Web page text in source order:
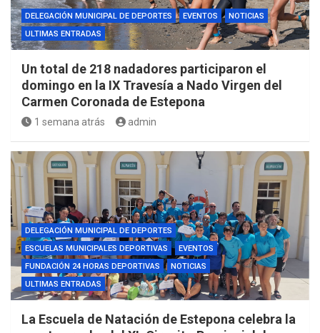
DELEGACIÓN MUNICIPAL DE DEPORTES EVENTOS
NOTICIAS
ULTIMAS ENTRADAS
Un total de 218 nadadores participaron el
domingo en la IX Travesía a Nado Virgen del
Carmen Coronada de Estepona
1 semana atrás admin
DELEGACIÓN MUNICIPAL DE DEPORTES
ESCUELAS MUNICIPALES DEPORTIVAS
EVENTOS
FUNDACIÓN 24 HORAS DEPORTIVAS
NOTICIAS
ULTIMAS ENTRADAS
La Escuela de Natación de Estepona celebra la